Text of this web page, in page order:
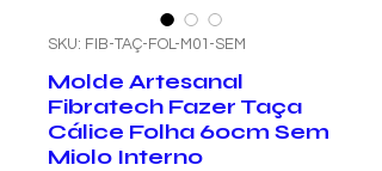
SKU: FIB-TAÇ-FOL-M01-SEM
Molde Artesanal
Fibratech Fazer Taça
Cálice Folha 60cm Sem
Miolo Interno